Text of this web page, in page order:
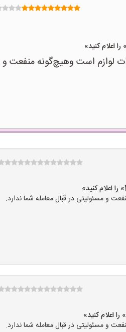
است وهیچ‌گونه منفعت و
و مسئولیتی در قبال معامله شما ندارد.
و مسئولیتی در قبال معامله شما ندارد.